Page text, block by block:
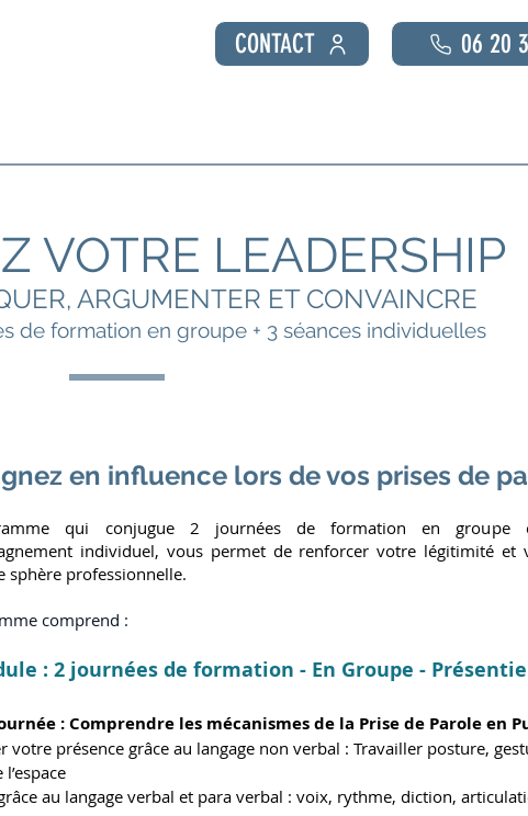
CONTACT 06 20
VOTRE LEADERSHIP
ARGUMENTER ET CONVAINCRE
de formation en groupe + 3 séances individuelles
en influence lors de vos prises de
qui conjugue 2 journées de formation en groupe
individuel, vous permet de renforcer votre légitimité et
sphère professionnelle.
comprend :
: 2 journées de formation - En Groupe -
: Comprendre les mécanismes de la Prise de Parole en
votre présence grâce au langage non verbal : Travailler posture,
au langage verbal et para verbal : voix, rythme, diction,